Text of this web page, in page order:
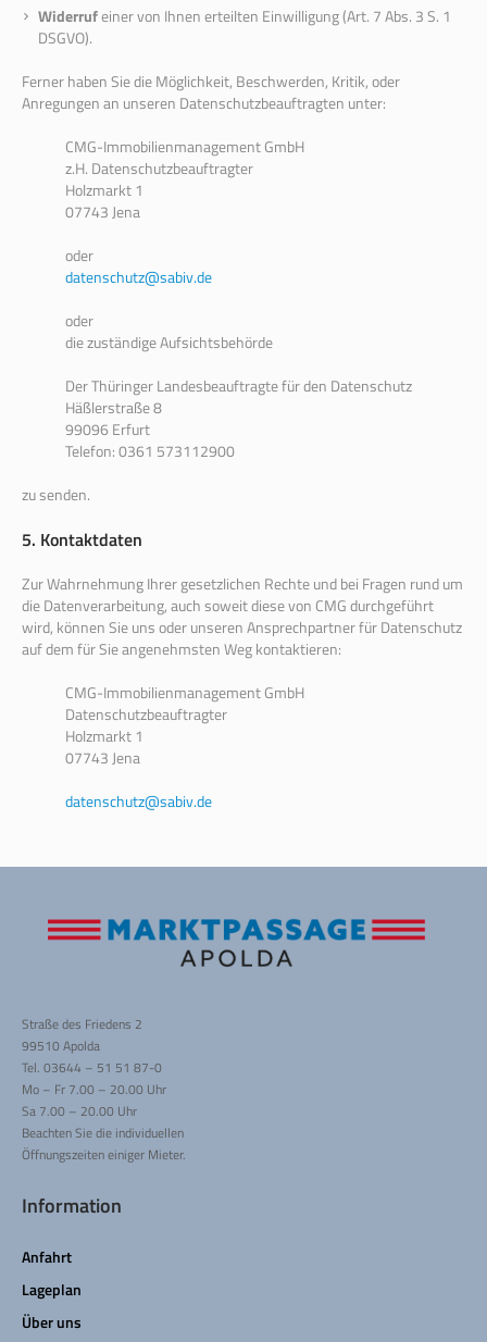
Widerrufeiner von Ihnen erteilten Einwilligung (Art. 7 Abs. 3 S. 1
DSGVO).
Ferner haben Sie die Möglichkeit, Beschwerden, Kritik, oder
Anregungen an unseren Datenschutzbeauftragten unter:
CMG-Immobilienmanagement GmbH
z.H. Datenschutzbeauftragter
Holzmarkt 1
07743 Jena
oder
datenschutz@sabiv.de
oder
die zuständige Aufsichtsbehörde
Der Thüringer Landesbeauftragte für den Datenschutz
Häßlerstraße 8
99096 Erfurt
Telefon: 0361 573112900
zu senden.
5. Kontaktdaten
Zur Wahrnehmung Ihrer gesetzlichen Rechte und bei Fragen rund um
die Datenverarbeitung, auch soweit diese von CMG durchgeführt
wird, können Sie uns oder unseren Ansprechpartner für Datenschutz
auf dem für Sie angenehmsten Weg kontaktieren:
CMG-Immobilienmanagement GmbH
Datenschutzbeauftragter
Holzmarkt 1
07743 Jena
datenschutz@sabiv.de
Straße des Friedens 2
99510 Apolda
Tel. 03644 – 51 51 87-0
Mo – Fr 7.00 – 20.00 Uhr
Sa 7.00 – 20.00 Uhr
Beachten Sie die individuellen
Öffnungszeiten einiger Mieter.
Information
Anfahrt
Lageplan
Über uns